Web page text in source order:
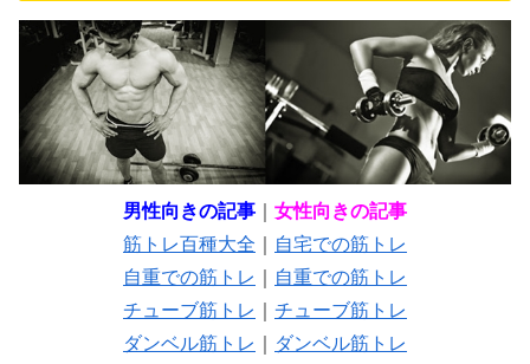
男性向きの記事
女性向きの記事
筋トレ百種大全
自宅での筋トレ
自重での筋トレ
自重での筋トレ
チューブ筋トレ
チューブ筋トレ
ダンベル筋トレ
ダンベル筋トレ